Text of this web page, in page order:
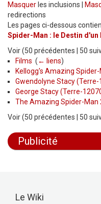
Masquer les inclusions |
redirections
Les pages ci-dessous
Spider-Man : le Destin d'un
Voir (50 précédentes | 50
Films ( ← liens)
Kellogg's Amazing
Gwendolyne Stacy (Terre-
George Stacy (Terre-
The Amazing Spider-Man
Voir (50 précédentes | 50
Publicité
Le Wiki